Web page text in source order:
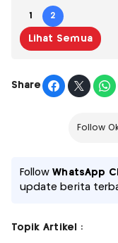
1 2
Lihat Semua
Share
Follow
FollowWhatsApp
update berita
Topik Artikel :